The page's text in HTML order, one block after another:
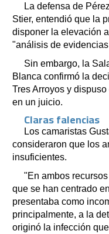
La defensa de
Stier, entendió que la
disponer la elevación
"análisis de
Sin embargo, la
Blanca confirmó la
Tres Arroyos y
en un juicio.
Claras falencias
Los camaristas
consideraron que los
insuficientes.
"En ambos
que se han centrado
presentaba como
principalmente, a la
originó la infección